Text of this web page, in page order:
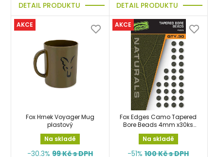
DETAIL PRODUKTU DETAIL PRODUKTU
AKCE
Fox Hrnek Voyager Mug
plastový
Na skladě
-30.3% 99Kč s DPH
AKCE
Fox Edges Camo Tapered
Bore Beads 4mm x30ks
zarážky, gumové
stoppery
Na skladě
-51% 100Kč s DPH